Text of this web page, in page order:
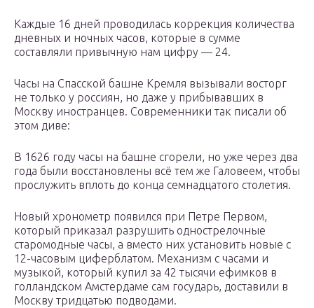
Каждые 16 дней проводилась коррекция количества
дневных и ночных часов, которые в сумме
составляли привычную нам цифру — 24.
Часы на Спасской башне Кремля вызывали восторг
не только у россиян, но даже у прибывавших в
Москву иностранцев. Современники так писали об
этом диве:
В 1626 году часы на башне сгорели, но уже через два
года были восстановлены всё тем же Галовеем, чтобы
прослужить вплоть до конца семнадцатого столетия.
Новый хронометр появился при Петре Первом,
который приказал разрушить однострелочные
старомодные часы, а вместо них установить новые с
12-часовым циферблатом. Механизм с часами и
музыкой, который купил за 42 тысячи ефимков в
голландском Амстердаме сам государь, доставили в
Москву тридцатью подводами.